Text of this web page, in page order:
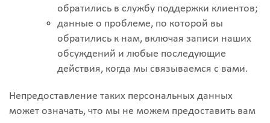
обратились в службу поддержки клиентов;
данные о проблеме, по которой вы
обратились к нам, включая записи наших
обсуждений и любые последующие
действия, когда мы связываемся с вами.
Непредоставление таких персональных данных
может означать, что мы не можем предоставить вам